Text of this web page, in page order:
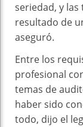
seriedad, y
resultado de
aseguró.
Entre los
profesional
temas de
haber sido
todo, dijo el